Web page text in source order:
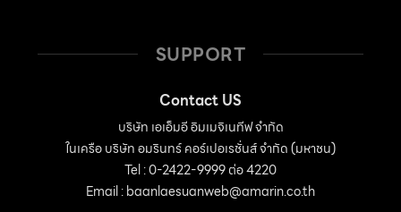
SUPPORT
Contact US
บริษัท เอเอ็มอี อิมเมจิเนทีฟ จำกัด
ในเครือ บริษัท อมรินทร์ คอร์เปอเรชั่นส์ จำกัด (มหาชน)
Tel : 0-2422-9999 ต่อ 4220
Email :baanlaesuanweb@amarin.co.th